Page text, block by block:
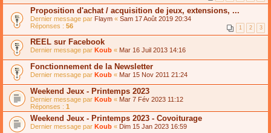
Proposition d'achat / acquisition de jeux, extensions, ...
Dernier message par Flaym « Sam 17 Août 2019 20:34
Réponses : 56 1 2 3
REEL sur Facebook
Dernier message par Koub « Mar 16 Juil 2013 14:16
Fonctionnement de la Newsletter
Dernier message par Koub « Mar 15 Nov 2011 21:24
Weekend Jeux - Printemps 2023
Dernier message par Koub « Mar 7 Fév 2023 11:12
Réponses : 1
Weekend Jeux - Printemps 2023 - Covoiturage
Dernier message par Koub « Dim 15 Jan 2023 16:59